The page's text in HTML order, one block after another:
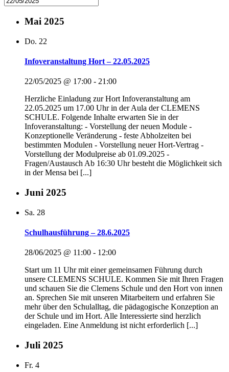
Mai 2025
Do. 22
Infoveranstaltung Hort – 22.05.2025
22/05/2025 @ 17:00 - 21:00
Herzliche Einladung zur Hort Infoveranstaltung am
22.05.2025 um 17.00 Uhr in der Aula der CLEMENS
SCHULE. Folgende Inhalte erwarten Sie in der
Infoveranstaltung: - Vorstellung der neuen Module -
Konzeptionelle Veränderung - feste Abholzeiten bei
bestimmten Modulen - Vorstellung neuer Hort-Vertrag -
Vorstellung der Modulpreise ab 01.09.2025 -
Fragen/Austausch Ab 16:30 Uhr besteht die Möglichkeit sich
in der Mensa bei [...]
Juni 2025
Sa. 28
Schulhausführung – 28.6.2025
28/06/2025 @ 11:00 - 12:00
Start um 11 Uhr mit einer gemeinsamen Führung durch
unsere CLEMENS SCHULE. Kommen Sie mit Ihren Fragen
und schauen Sie die Clemens Schule und den Hort von innen
an. Sprechen Sie mit unseren Mitarbeitern und erfahren Sie
mehr über den Schulalltag, die pädagogische Konzeption an
der Schule und im Hort. Alle Interessierte sind herzlich
eingeladen. Eine Anmeldung ist nicht erforderlich [...]
Juli 2025
Fr. 4